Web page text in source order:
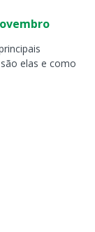
elas e como